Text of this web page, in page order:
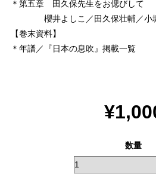
＊第五章 田久保先生をお偲びして
櫻井よしこ／田久保壮輔／小堀
【巻末資料】
＊年譜／『日本の息吹』掲載一覧
数量